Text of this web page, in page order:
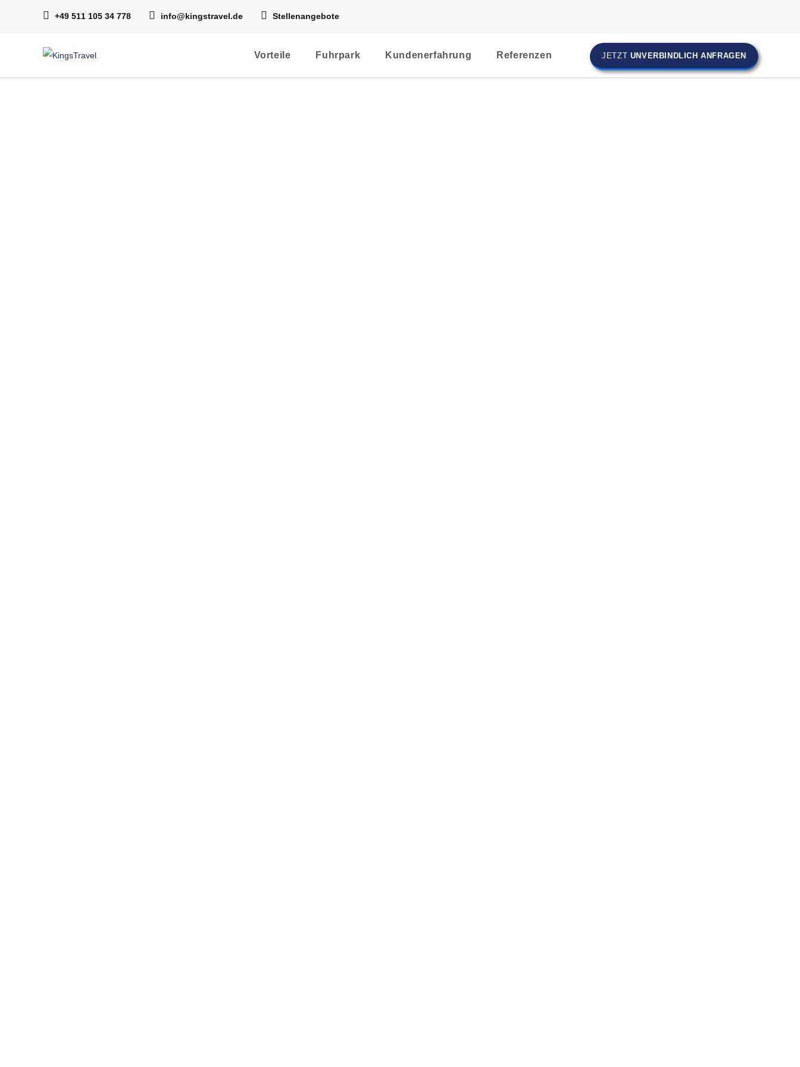
+49 511 105 34 778 info@kingstravel.de Stellenangebote
Vorteile Fuhrpark Kundenerfahrung Referenzen JETZT UNVERBINDLICH ANFRAGEN